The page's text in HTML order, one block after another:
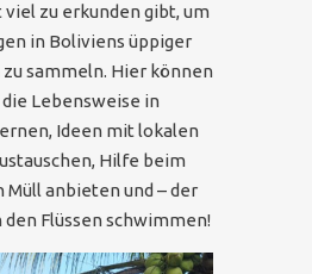
viel zu erkunden gibt, um
in Boliviens üppiger
zu sammeln. Hier können
Lebensweise in
Ideen mit lokalen
Hilfe beim
Müll anbieten und – der
Flüssen schwimmen!